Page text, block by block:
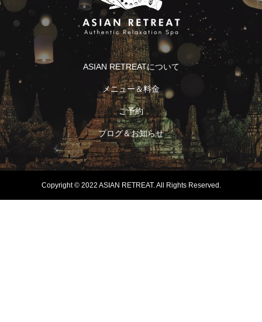
ASIAN RETREATについて
メニュー＆料金
ご予約
ブログ＆お知らせ
Copyright © 2022 ASIAN RETREAT. All Rights Reserved.